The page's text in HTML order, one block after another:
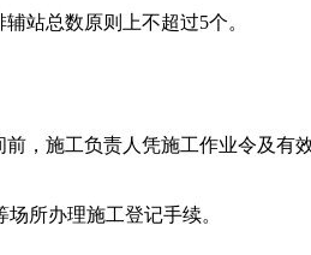
站总数原则上不超过5个。
前，施工负责人凭施工作业令及有
场所办理施工登记手续。